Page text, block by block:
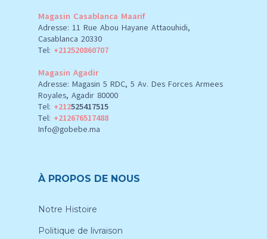
Magasin Casablanca Maarif
Adresse: 11 Rue Abou Hayane Attaouhidi,
Casablanca 20330
Tel: +212520860707
Magasin Agadir
Adresse: Magasin 5 RDC, 5 Av. Des Forces Armees
Royales, Agadir 80000
Tel: +212525417515
Tel: +212676517488
Info@gobebe.ma
À PROPOS DE NOUS
Notre Histoire
Politique de livraison